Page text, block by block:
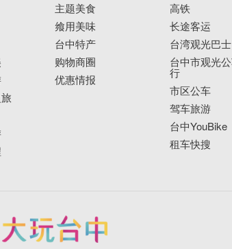
主题美食
飨用美味
台中特产
购物商圈
优惠情报
高铁
长途客运
台湾观光巴士
台中市观光
行
市区公车
驾车旅游
台中YouBike
租车快搜